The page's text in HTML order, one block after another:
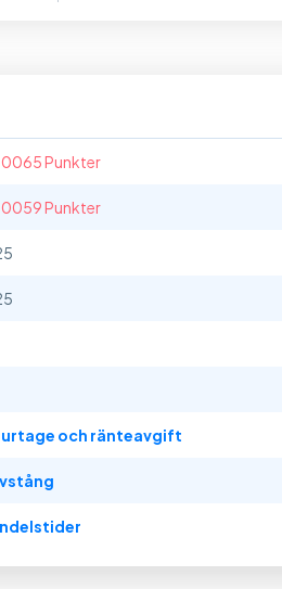
Punkter
Punkter
och ränteavgift